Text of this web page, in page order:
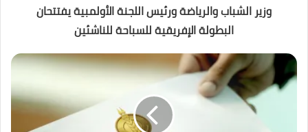
وزير الشباب والرياضة ورئيس اللجنة الأولمبية يفتتحان
البطولة الإفريقية للسباحة للناشئين